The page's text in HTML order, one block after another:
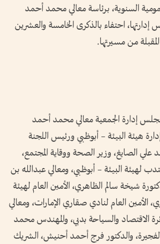
السنوية، برئاسة معالي محمد أحمد
احتفاء بالذكرى الخامسة والعشرين
من مسيرتها.
إدارة الجمعية معالي محمد أحمد
هيئة البيئة – أبوظبي ورئيس اللجنة
علي الصايغ، وزير الصحة ووقاية المجتمع،
لهيئة البيئة – أبوظبي، ومعالي عبدالله بن
شيخة سالم الظاهري، الأمين العام لهيئة
الأمين العام لنادي صقاري الإمارات، ومعالي
الاقتصاد والسياحة بدبي، والمهندس محمد
والدكتور فرج أحمد أحنيش، الشريك